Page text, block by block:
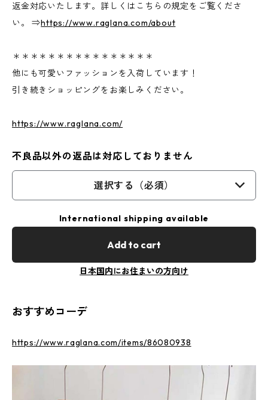
返金対応いたします。詳しくはこちらの規定をご覧くださ
い。 ⇒https://www.raglana.com/about
＊＊＊＊＊＊＊＊＊＊＊＊＊＊＊＊
他にも可愛いファッションを入荷しています！
引き続きショッピングをお楽しみください。
https://www.raglana.com/
不良品以外の返品は対応しておりません
選択する（必須）
International shipping available
Add to cart
日本国内にお住まいの方向け
おすすめコーデ
https://www.raglana.com/items/86080938